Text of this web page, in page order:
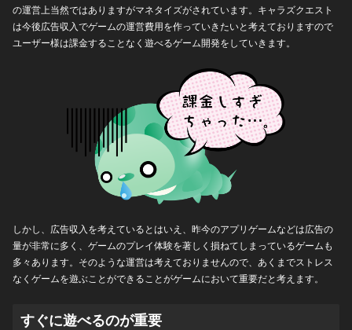
の運営上当然ではありますがマネタイズがされています。キャラズクエスト
は今後広告収入でゲームの運営費用を作っていきたいと考えておりますので
ユーザー様は課金することなく遊べるゲーム開発をしていきます。
しかし、広告収入を考えているとはいえ、昨今のアプリゲームなどは広告の
量が非常に多く、ゲームのプレイ体験を著しく損ねてしまっているゲームも
多々あります。そのような運営は考えておりませんので、あくまでストレス
なくゲームを遊ぶことができることがゲームにおいて重要だと考えます。
すぐに遊べるのが重要